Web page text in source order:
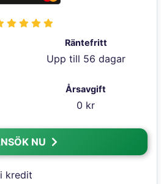
Räntefritt
Upp till 56 dagar
Årsavgift
0 kr
NU
kredit